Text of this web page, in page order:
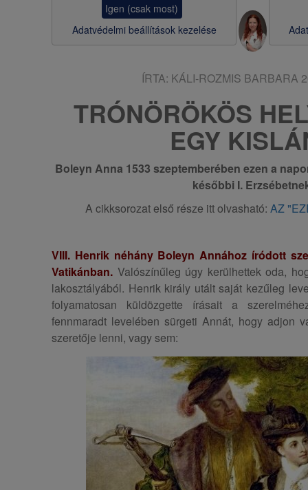
Igen (csak most)
Adatvédelmi beállítások kezelése
ÍRTA: KÁLI-ROZMIS BARBARA
TRÓNÖRÖKÖS
EGY
Boleyn Anna 1533 szeptemberében ezen a
későbbi I.
A cikksorozat első része itt olvasható: AZ
VIII. Henrik néhány Boleyn Annához íródott
Vatikánban. Valószínűleg úgy kerülhettek oda,
lakosztályából. Henrik király utált saját kezűleg
folyamatosan küldözgette írásait a
fennmaradt levelében sürgeti Annát, hogy adjon
szeretője lenni, vagy sem: